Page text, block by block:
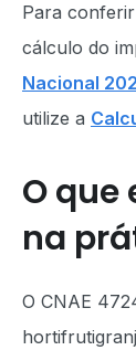
Para
cálculo do
Nacional
utilize a
O que
na
O CNAE